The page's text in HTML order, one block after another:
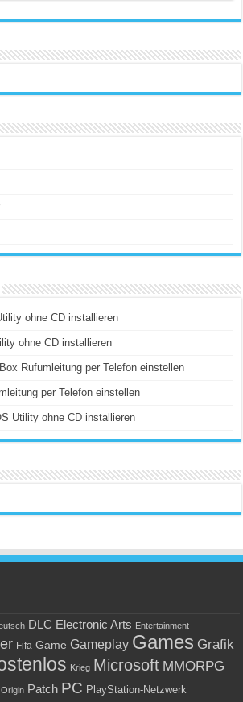
ohne CD installieren
ohne CD installieren
Rufumleitung per Telefon einstellen
per Telefon einstellen
Utility ohne CD installieren
DLC Electronic Arts Entertainment
Fifa Game Gameplay Games Grafik
Krieg Microsoft MMORPG
Origin Patch PC PlayStation-Netzwerk